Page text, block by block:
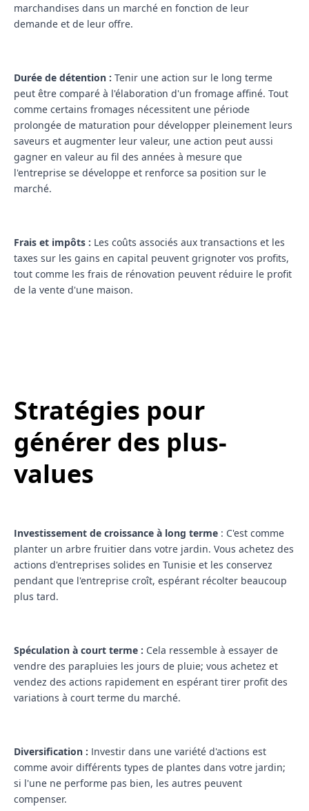
marchandises dans un marché en fonction de leur
demande et de leur offre.
Durée de détention : Tenir une action sur le long terme
peut être comparé à l'élaboration d'un fromage affiné. Tout
comme certains fromages nécessitent une période
prolongée de maturation pour développer pleinement leurs
saveurs et augmenter leur valeur, une action peut aussi
gagner en valeur au fil des années à mesure que
l'entreprise se développe et renforce sa position sur le
marché.
Frais et impôts : Les coûts associés aux transactions et les
taxes sur les gains en capital peuvent grignoter vos profits,
tout comme les frais de rénovation peuvent réduire le profit
de la vente d'une maison.
Stratégies pour
générer des plus-
values
Investissement de croissance à long terme : C'est comme
planter un arbre fruitier dans votre jardin. Vous achetez des
actions d'entreprises solides en Tunisie et les conservez
pendant que l'entreprise croît, espérant récolter beaucoup
plus tard.
Spéculation à court terme : Cela ressemble à essayer de
vendre des parapluies les jours de pluie; vous achetez et
vendez des actions rapidement en espérant tirer profit des
variations à court terme du marché.
Diversification : Investir dans une variété d'actions est
comme avoir différents types de plantes dans votre jardin;
si l'une ne performe pas bien, les autres peuvent
compenser.